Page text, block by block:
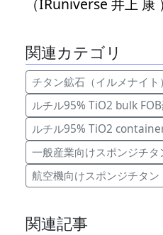
関連カテゴリ
チタン鉱石（イルメナイ
ルチル95% TiO2 bulk FOB
ルチル95% TiO2
一般産業向けスポンジチタ
航空機向けスポンジチタン
関連記事